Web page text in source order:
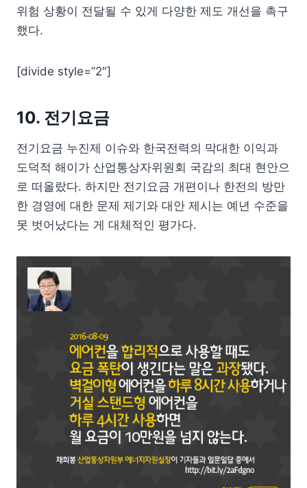
위험 상황이 전달될 수 있게 다양한 제도 개선을 촉구
했다.
[divide style=”2″]
10. 전기요금
전기요금 누진제 이슈와 한국전력의 막대한 이익과
도덕적 해이가 산업통상자위원회 국감의 최대 현안으
로 떠올랐다. 하지만 전기요금 개편이나 한전의 방만
한 경영에 대한 문제 제기와 대안 제시는 예년 수준을
못 벗어났다는 게 대체적인 평가다.